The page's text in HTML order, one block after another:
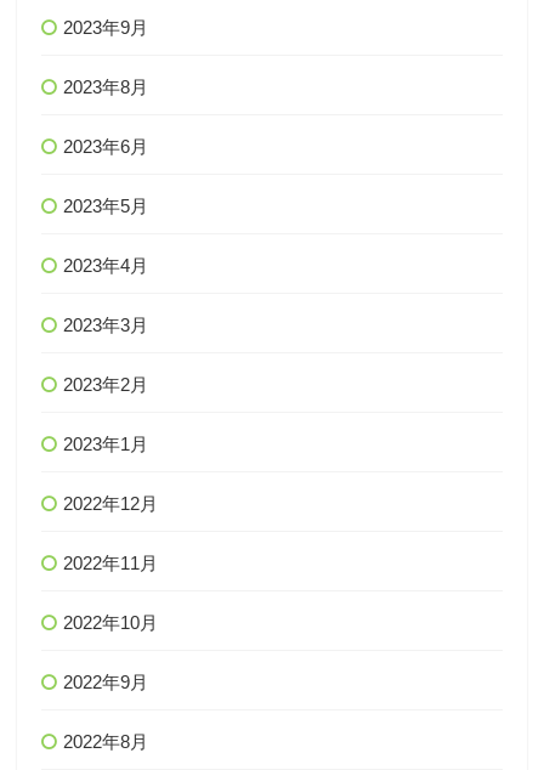
2023年9月
2023年8月
2023年6月
2023年5月
2023年4月
2023年3月
2023年2月
2023年1月
2022年12月
2022年11月
2022年10月
2022年9月
2022年8月